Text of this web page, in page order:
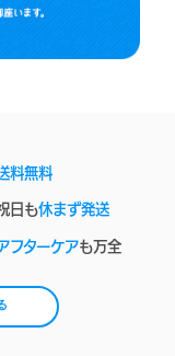
料無料
日も休まず発送
フターケアも万全